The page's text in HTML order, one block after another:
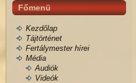
Főmenü
Kezdőlap
Tájtörténet
Fertálymester hírei
Média
Audiók
Videók